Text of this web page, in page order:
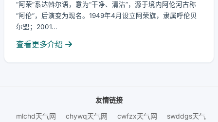
“阿荣”系达斡尔语，意为“干净、清洁”，源于境内阿伦河古称
“阿伦”，后演变为现名。1949年4月设立阿荣旗，隶属呼伦贝
尔盟；2001...
查看更多介绍
友情链接
mlchd天气网
chywq天气网 cwfzx天气网 swddgs天气